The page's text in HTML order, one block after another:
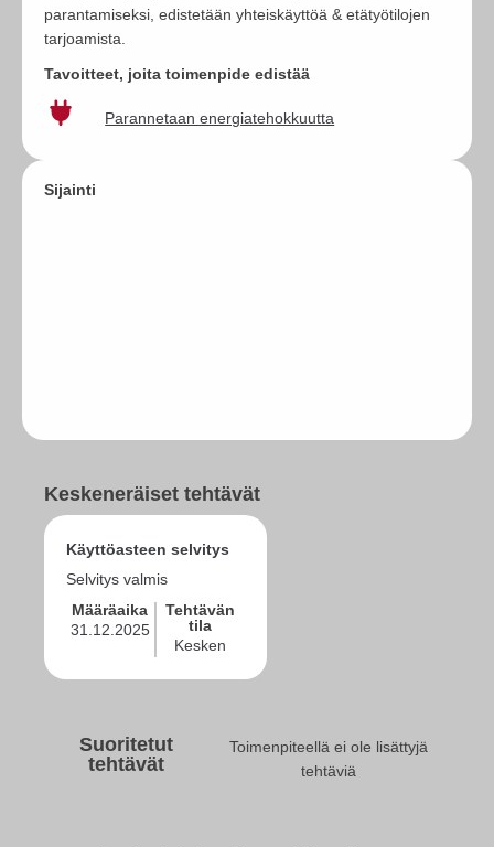
parantamiseksi, edistetään yhteiskäyttöä & etätyötilojen
tarjoamista.
Tavoitteet, joita toimenpide edistää
Parannetaan energiatehokkuutta
Sijainti
Keskeneräiset tehtävät
Käyttöasteen selvitys
Selvitys valmis
Määräaika
31.12.2025
Tehtävän
tila
Kesken
Suoritetut
tehtävät
Toimenpiteellä ei ole lisättyjä
tehtäviä